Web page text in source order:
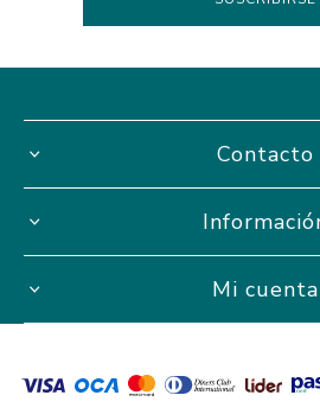
Contacto
Mi cuenta